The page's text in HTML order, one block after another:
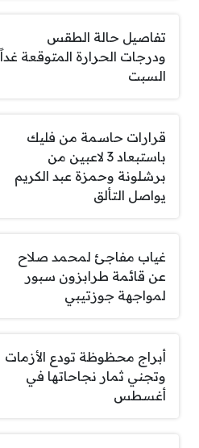
تفاصيل حالة الطقس
ودرجات الحرارة المتوقعة غداً
السبت
قرارات حاسمة من فليك
باستبعاد 3 لاعبين من
برشلونة وحمزة عبد الكريم
يواصل التألق
غياب مفاجئ لمحمد صلاح
عن قائمة طرابزون سبور
لمواجهة جوزتيبي
أبراج محظوظة تودع الأزمات
وتجني ثمار نجاحاتها في
أغسطس